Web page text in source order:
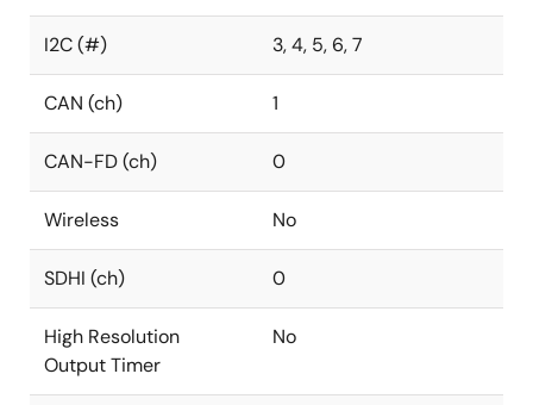
I2C (#) 3, 4, 5, 6, 7
CAN (ch) 1
CAN-FD (ch) 0
Wireless No
SDHI (ch) 0
High Resolution
Output Timer
No